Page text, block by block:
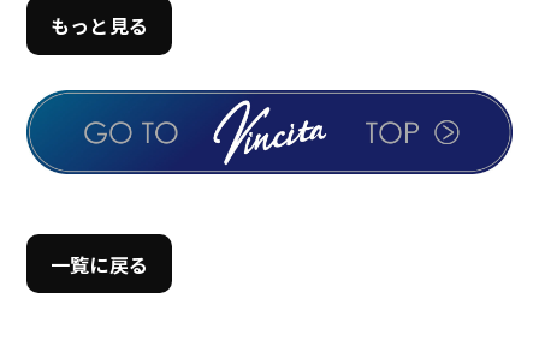
もっと見る
一覧に戻る